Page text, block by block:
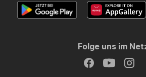
Folge uns im